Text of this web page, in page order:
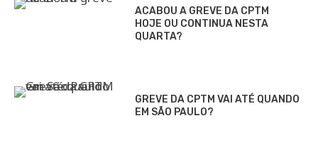
ACABOU A GREVE DA CPTM
HOJE OU CONTINUA NESTA
QUARTA?
GREVE DA CPTM VAI ATÉ QUANDO
EM SÃO PAULO?